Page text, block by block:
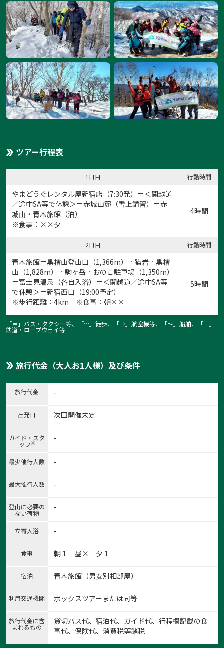
ツアー行程表
1日目 行動時間
やまどうぐレンタル屋新宿店 （7:30発）＝＜関越道
／途中SA等で休憩＞＝赤城山麓（雪上講習）＝赤
城山・青木旅館（泊）
※食事：××夕
4時間
2日目 行動時間
青木旅館＝黒檜山登山口（1,366m）…猫岩…黒檜
山（1,828m）…駒ヶ岳…おのこ駐車場（1,350m）
＝富士見温泉（各自入浴）＝＜関越道／途中SA等
で休憩＞＝新宿西口（19:00予定）
※歩行距離：4km ※食事：朝××
5時間
「＝」バス・タクシー等、「…」徒歩、「→」航空機等、「〜」船舶、「－」
鉄道・ロープウェイ等
旅行代金（大人お1人様）及び条件
旅行代金 -
出発日 次回開催未定
ガイド・スタ
ッフ※ -
最少催行人数 -
最大催行人数 -
登山に必要の
ない荷物
-
立寄入浴 -
食事 朝１ 昼× 夕１
宿泊 青木旅館（男女別相部屋）
利用交通機関 ボックスツアーまたは同等
旅行代金に含
まれるもの
貸切バス代、宿泊代、ガイド代、行程欄記載の食
事代、保険代、消費税等諸税